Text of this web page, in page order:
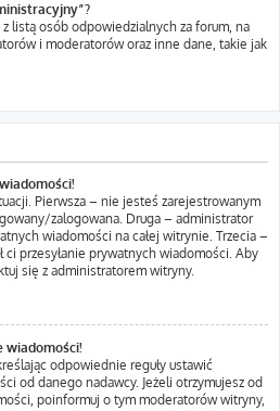
listą osób odpowiedzialnych za forum, na
i moderatorów oraz inne dane, takie jak
Pierwsza – nie jesteś zarejestrowanym
zalogowana. Druga – administrator
wiadomości na całej witrynie. Trzecia –
przesyłanie prywatnych wiadomości. Aby
się z administratorem witryny.
wiadomości!
odpowiednie reguły ustawić
od danego nadawcy. Jeżeli otrzymujesz od
poinformuj o tym moderatorów witryny,